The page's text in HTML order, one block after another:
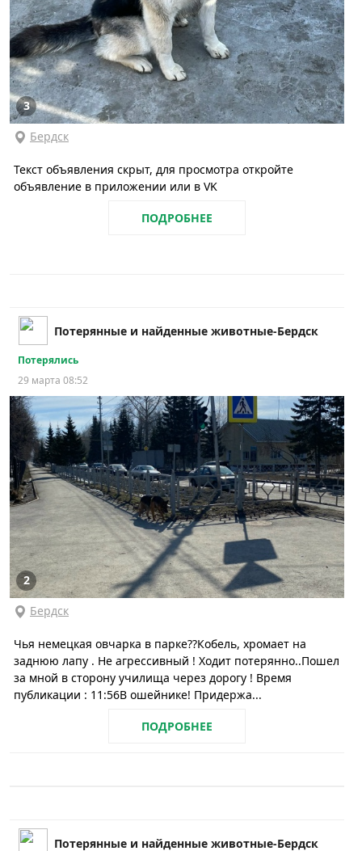
3
Бердск
Текст объявления скрыт, для просмотра откройте
объявление в приложении или в VK
ПОДРОБНЕЕ
Потерянные и найденные животные-Бердск
Потерялись
29 марта 08:52
2
Бердск
Чья немецкая овчарка в парке??Кобель, хромает на
заднюю лапу . Не агрессивный ! Ходит потерянно..Пошел
за мной в сторону училища через дорогу ! Время
публикации : 11:56В ошейнике! Придержа...
ПОДРОБНЕЕ
Потерянные и найденные животные-Бердск